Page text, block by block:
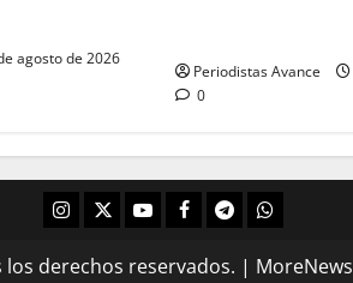
agosto de 2026
Periodistas Avance
0
derechos reservados. | MoreNews